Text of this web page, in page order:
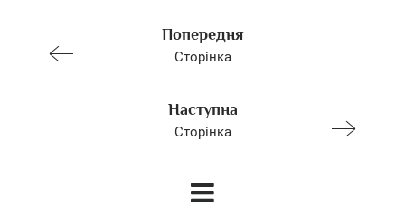
Попередня
Сторінка
Наступна
Сторінка